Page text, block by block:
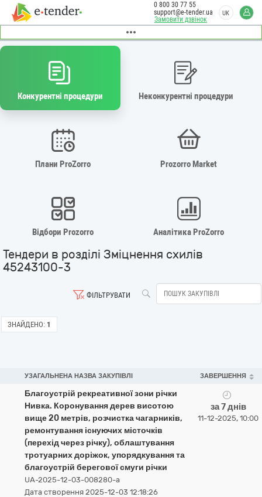
Замовити дзвінок
0 800 30 77 55
support@e-tender.ua
UK
Конкурентні процедури Неконкурентні процедури
Плани ProZorro Prozorro Market
Відбори Prozorro Аналітика ProZorro
Тендери в розділі Зміцнення схилів
45243100-3
ФІЛЬТРУВАТИ
ЗНАЙДЕНО: 1
УЗАГАЛЬНЕНА НАЗВА ЗАКУПІВЛІ ЗАВЕРШЕННЯ
Благоустрій рекреативної зони річки
Нивка. Коронування дерев висотою
вище 20 метрів, розчистка чагарників,
ремонтування існуючих місточків
(перехід через річку), облаштування
тротуарних доріжок, упорядкування та
благоустрій берегової смуги річки
UA-2025-12-03-008280-a
Дата створення 2025-12-03 12:18:26
за 7 днів
11-12-2025, 10:00